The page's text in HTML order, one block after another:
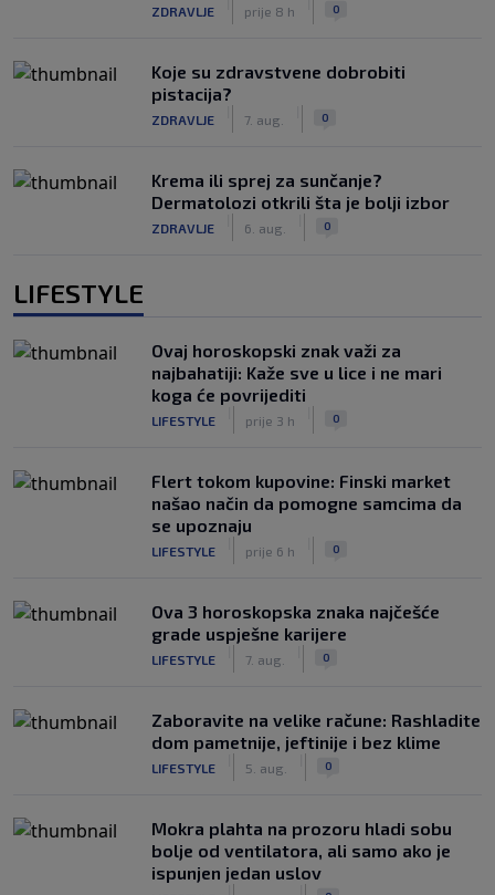
ZDRAVLJE prije 8 h 0
Koje su zdravstvene dobrobiti
pistacija?
ZDRAVLJE 7. aug. 0
Krema ili sprej za sunčanje?
Dermatolozi otkrili šta je bolji izbor
ZDRAVLJE 6. aug. 0
LIFESTYLE
Ovaj horoskopski znak važi za
najbahatiji: Kaže sve u lice i ne mari
koga će povrijediti
LIFESTYLE prije 3 h 0
Flert tokom kupovine: Finski market
našao način da pomogne samcima da
se upoznaju
LIFESTYLE prije 6 h 0
Ova 3 horoskopska znaka najčešće
grade uspješne karijere
LIFESTYLE 7. aug. 0
Zaboravite na velike račune: Rashladite
dom pametnije, jeftinije i bez klime
LIFESTYLE 5. aug. 0
Mokra plahta na prozoru hladi sobu
bolje od ventilatora, ali samo ako je
ispunjen jedan uslov